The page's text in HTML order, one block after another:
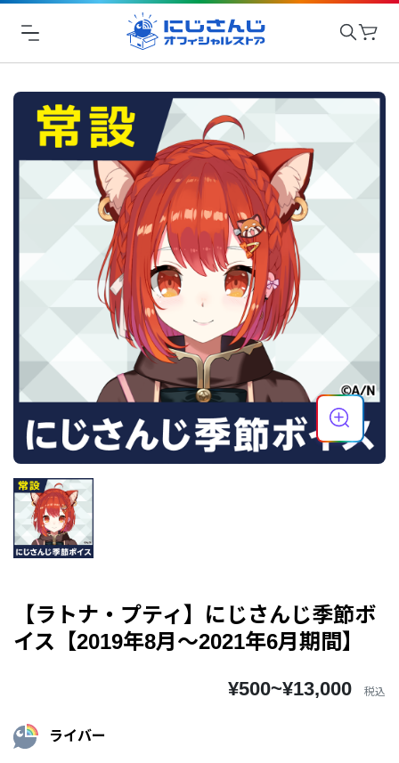
【ラトナ・プティ】にじさんじ季節ボ
イス【2019年8月～2021年6月期間】
¥500~¥13,000 税込
ライバー